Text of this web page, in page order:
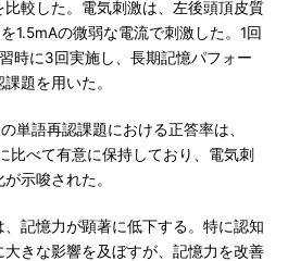
較した。電気刺激は、左後頭頂皮質
1.5mAの微弱な電流で刺激した。1回
時に3回実施し、長期記憶パフォー
題を用いた。
単語再認課題における正答率は、
比べて有意に保持しており、電気刺
示唆された。
記憶力が顕著に低下する。特に認知
きな影響を及ぼすが、記憶力を改善